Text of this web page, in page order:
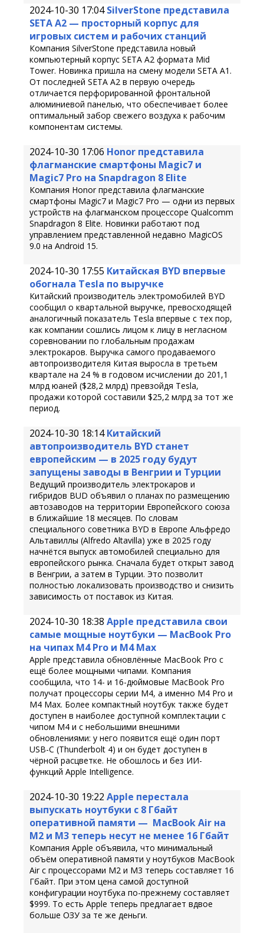
2024-10-30 17:04 SilverStone представила
SETA A2 — просторный корпус для
игровых систем и рабочих станций
Компания SilverStone представила новый
компьютерный корпус SETA A2 формата Mid
Tower. Новинка пришла на смену модели SETA A1.
От последней SETA A2 в первую очередь
отличается перфорированной фронтальной
алюминиевой панелью, что обеспечивает более
оптимальный забор свежего воздуха к рабочим
компонентам системы.
2024-10-30 17:06 Honor представила
флагманские смартфоны Magic7 и
Magic7 Pro на Snapdragon 8 Elite
Компания Honor представила флагманские
смартфоны Magic7 и Magic7 Pro — одни из первых
устройств на флагманском процессоре Qualcomm
Snapdragon 8 Elite. Новинки работают под
управлением представленной недавно MagicOS
9.0 на Android 15.
2024-10-30 17:55 Китайская BYD впервые
обогнала Tesla по выручке
Китайский производитель электромобилей BYD
сообщил о квартальной выручке, превосходящей
аналогичный показатель Tesla впервые с тех пор,
как компании сошлись лицом к лицу в негласном
соревновании по глобальным продажам
электрокаров. Выручка самого продаваемого
автопроизводителя Китая выросла в третьем
квартале на 24 % в годовом исчислении до 201,1
млрд юаней ($28,2 млрд) превзойдя Tesla,
продажи которой составили $25,2 млрд за тот же
период.
2024-10-30 18:14 Китайский
автопроизводитель BYD станет
европейским — в 2025 году будут
запущены заводы в Венгрии и Турции
Ведущий производитель электрокаров и
гибридов BUD объявил о планах по размещению
автозаводов на территории Европейского союза
в ближайшие 18 месяцев. По словам
специального советника BYD в Европе Альфредо
Альтавиллы (Alfredo Altavilla) уже в 2025 году
начнётся выпуск автомобилей специально для
европейского рынка. Сначала будет открыт завод
в Венгрии, а затем в Турции. Это позволит
полностью локализовать производство и снизить
зависимость от поставок из Китая.
2024-10-30 18:38 Apple представила свои
самые мощные ноутбуки — MacBook Pro
на чипах M4 Pro и M4 Max
Apple представила обновлённые MacBook Pro с
ещё более мощными чипами. Компания
сообщила, что 14- и 16-дюймовые MacBook Pro
получат процессоры серии M4, а именно M4 Pro и
M4 Max. Более компактный ноутбук также будет
доступен в наиболее доступной комплектации с
чипом M4 и с небольшими внешними
обновлениями: у него появится ещё один порт
USB-C (Thunderbolt 4) и он будет доступен в
чёрной расцветке. Не обошлось и без ИИ-
функций Apple Intelligence.
2024-10-30 19:22 Apple перестала
выпускать ноутбуки с 8 Гбайт
оперативной памяти — MacBook Air на
M2 и M3 теперь несут не менее 16 Гбайт
Компания Apple объявила, что минимальный
объём оперативной памяти у ноутбуков MacBook
Air с процессорами M2 и M3 теперь составляет 16
Гбайт. При этом цена самой доступной
конфигурации ноутбука по-прежнему составляет
$999. То есть Apple теперь предлагает вдвое
больше ОЗУ за те же деньги.